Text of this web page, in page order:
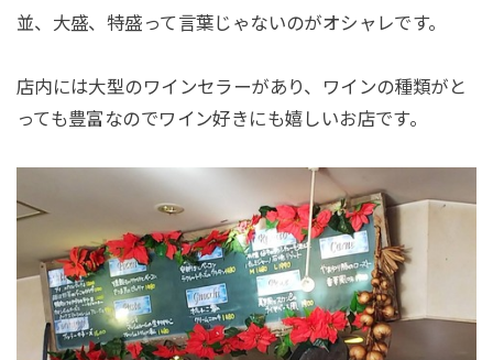
並、大盛、特盛って言葉じゃないのがオシャレです。
店内には大型のワインセラーがあり、ワインの種類がと
っても豊富なのでワイン好きにも嬉しいお店です。